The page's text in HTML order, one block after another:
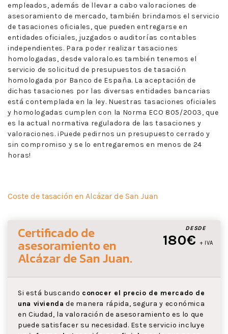
empleados, además de llevar a cabo valoraciones de
asesoramiento de mercado, también brindamos el servicio
de tasaciones oficiales, que pueden entregarse en
entidades oficiales, juzgados o auditorías contables
independientes. Para poder realizar tasaciones
homologadas, desde valoralo.es también tenemos el
servicio de solicitud de presupuestos de tasación
homologada por Banco de España. La aceptación de
dichas tasaciones por las diversas entidades bancarias
está contemplada en la ley. Nuestras tasaciones oficiales
y homologadas cumplen con la Norma ECO 805/2003, que
es la actual normativa reguladora de las tasaciones y
valoraciones. ¡Puede pedirnos un presupuesto cerrado y
sin compromiso y se lo entregaremos en menos de 24
horas!
Coste de tasación en Alcázar de San Juan
DESDE
180€ + IVA
Certificado de
asesoramientoen
Alcázar de San Juan.
Si está buscando conocer el precio de mercado de
una vivienda de manera rápida, segura y económica
en Ciudad, la valoración de asesoramiento es lo que
puede satisfacer su necesidad. Este servicio incluye